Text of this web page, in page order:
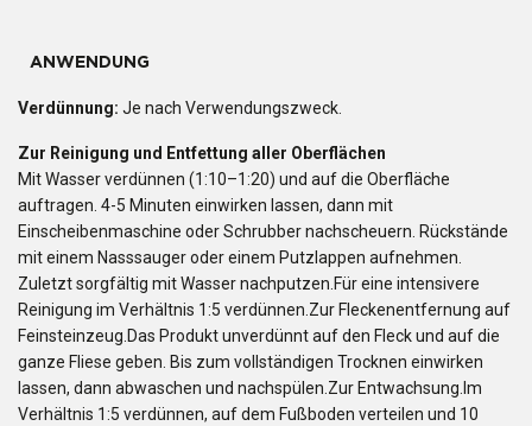
ANWENDUNG
Verdünnung: Je nach Verwendungszweck.
Zur Reinigung und Entfettung aller Oberflächen
Mit Wasser verdünnen (1:10–1:20) und auf die Oberfläche
auftragen. 4-5 Minuten einwirken lassen, dann mit
Einscheibenmaschine oder Schrubber nachscheuern. Rückstände
mit einem Nasssauger oder einem Putzlappen aufnehmen.
Zuletzt sorgfältig mit Wasser nachputzen.Für eine intensivere
Reinigung im Verhältnis 1:5 verdünnen.Zur Fleckenentfernung auf
Feinsteinzeug.Das Produkt unverdünnt auf den Fleck und auf die
ganze Fliese geben. Bis zum vollständigen Trocknen einwirken
lassen, dann abwaschen und nachspülen.Zur Entwachsung.Im
Verhältnis 1:5 verdünnen, auf dem Fußboden verteilen und 10